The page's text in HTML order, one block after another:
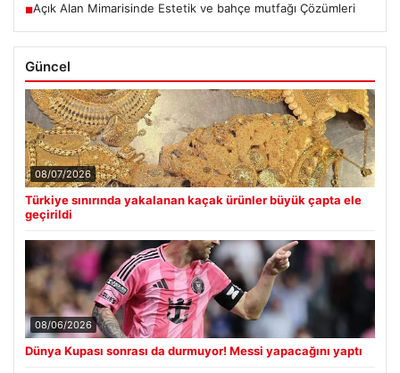
■Açık Alan Mimarisinde Estetik ve bahçe mutfağı Çözümleri
Güncel
08/07/2026
Türkiye sınırında yakalanan kaçak ürünler büyük çapta ele
geçirildi
08/06/2026
Dünya Kupası sonrası da durmuyor! Messi yapacağını yaptı